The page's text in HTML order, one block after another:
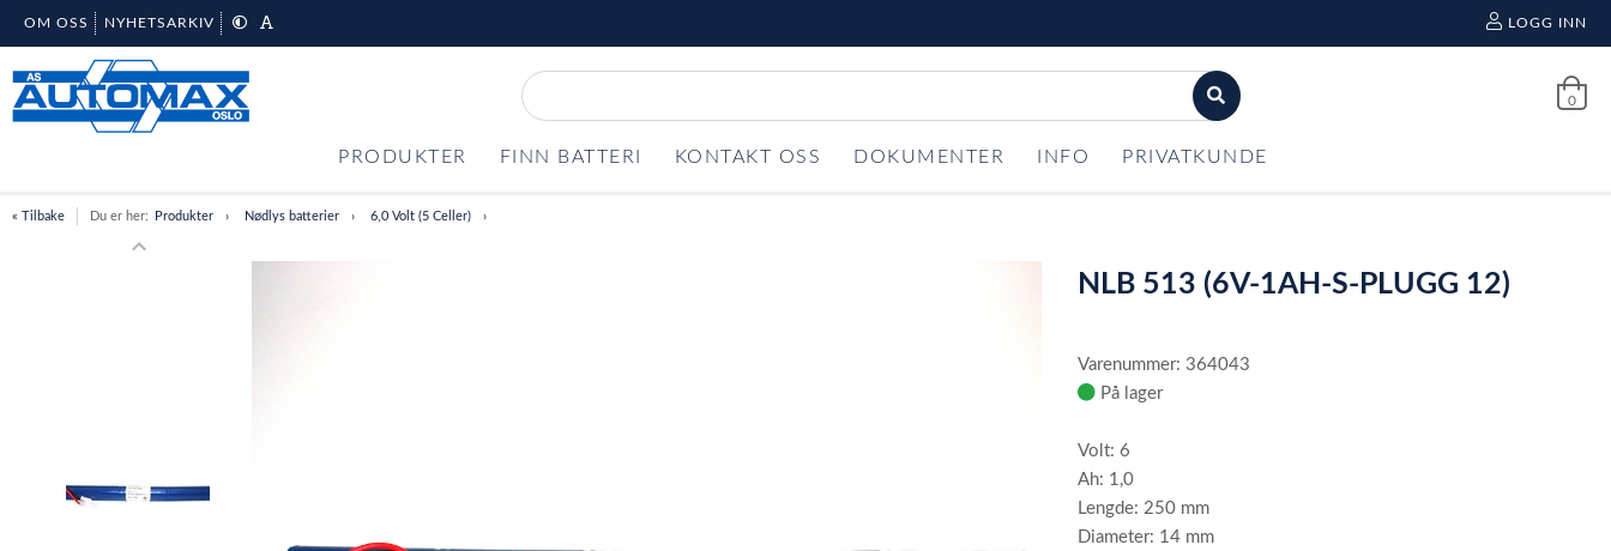
OM OSS NYHETSARKIV LOGG INN
0
PRODUKTER FINN BATTERI KONTAKT OSS DOKUMENTER INFO PRIVATKUNDE
« Tilbake Du er her: Produkter Nødlys batterier 6,0 Volt (5 Celler)
NLB 513 (6V-1AH-S-PLUGG 12)
Varenummer: 364043
På lager
Volt: 6
Ah: 1,0
Lengde: 250 mm
Diameter: 14 mm